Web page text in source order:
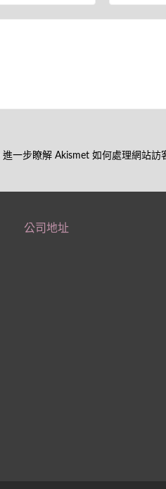
進一步瞭解 Akismet 如何處理網站訪
公司地址